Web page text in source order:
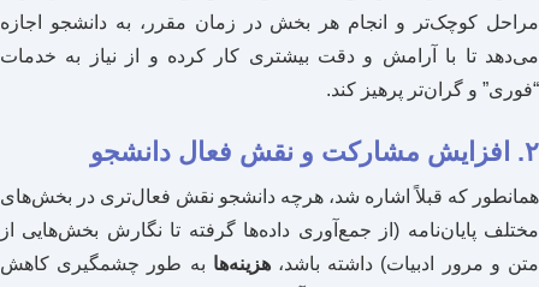
مراحل کوچک‌تر و انجام هر بخش در زمان مقرر، به دانشجو اجازه
می‌دهد تا با آرامش و دقت بیشتری کار کرده و از نیاز به خدمات
“فوری” و گران‌تر پرهیز کند.
۲. افزایش مشارکت و نقش فعال دانشجو
همانطور که قبلاً اشاره شد، هرچه دانشجو نقش فعال‌تری در بخش‌های
مختلف پایان‌نامه (از جمع‌آوری داده‌ها گرفته تا نگارش بخش‌هایی از
متن و مرور ادبیات) داشته باشد،هزینه‌ها به طور چشمگیری کاهش